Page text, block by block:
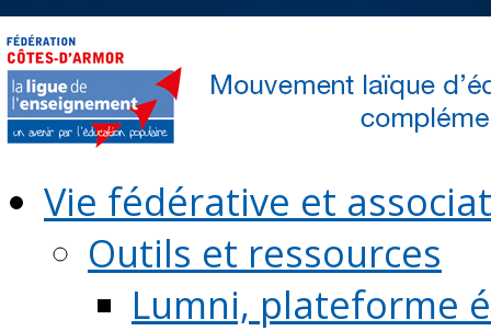
Vie fédérative et
Outils et ressources
Lumni, plateforme